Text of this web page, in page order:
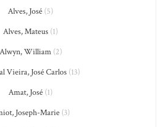
Alves, José (5)
Alves, Mateus (1)
Alwyn, William(2)
Vieira, José Carlos (13)
Amat, José (1)
Joseph-Marie (3)